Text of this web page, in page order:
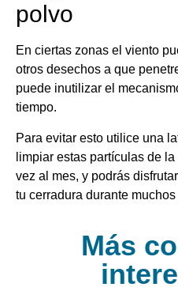
polvo
En ciertas zonas el viento
otros desechos a que
puede inutilizar el
tiempo.
Para evitar esto utilice una
limpiar estas partículas de
vez al mes, y podrás
tu cerradura durante muchos
Más